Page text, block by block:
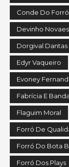
Conde Do Forró
Devinho Novaes
Dorgival Dantas
Edyr Vaqueiro
Evoney
Fabrícia E Banda
Flaguim Moral
Forró De
Forró Do Bota
Forró Dos Plays